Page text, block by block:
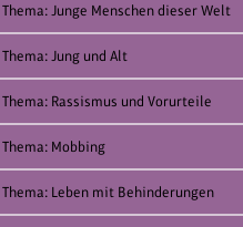
Thema: Junge Menschen dieser Welt
Thema: Jung und Alt
Thema: Rassismus und Vorurteile
Thema: Mobbing
Thema: Leben mit Behinderungen